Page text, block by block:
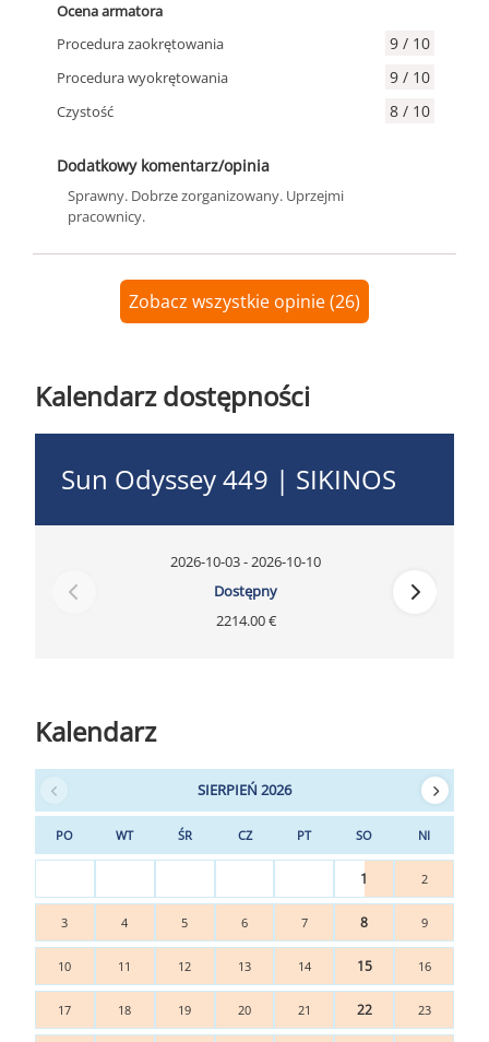
Ocena armatora
Procedura zaokrętowania
9 / 10
Procedura wyokrętowania 9 / 10
Czystość 8 / 10
Dodatkowy komentarz/opinia
Sprawny. Dobrze zorganizowany. Uprzejmi
pracownicy.
Zobacz wszystkie opinie (26)
Kalendarz dostępności
Sun Odyssey 449 | SIKINOS
2026-10-03 - 2026-10-10
Dostępny
2214.00 €
Kalendarz
SIERPIEŃ 2026
PO WT ŚR CZ PT SO NI
1 2
3 4 5 6 7 8 9
10 11 12 13 14 15 16
17 18 19 20 21 22 23